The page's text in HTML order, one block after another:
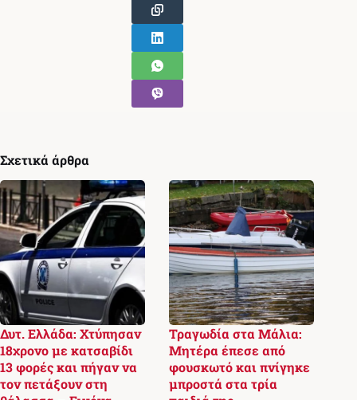
Σχετικά άρθρα
Δυτ. Ελλάδα: Χτύπησαν
18χρονο με κατσαβίδι
13 φορές και πήγαν να
τον πετάξουν στη
Τραγωδία στα Μάλια:
Μητέρα έπεσε από
φουσκωτό και πνίγηκε
μπροστά στα τρία